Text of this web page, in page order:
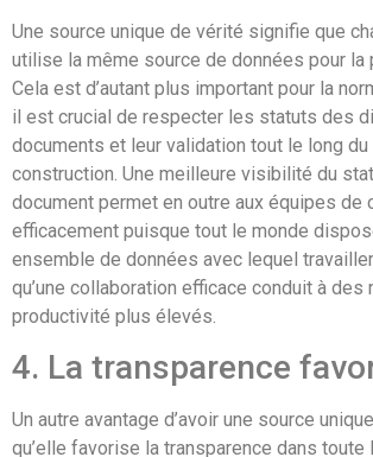
Une source unique de vérité signifie que
utilise la même source de données pour la
Cela est d’autant plus important pour la
il est crucial de respecter les statuts des
documents et leur validation tout le long
construction. Une meilleure visibilité du
document permet en outre aux équipes de
efficacement puisque tout le monde
ensemble de données avec lequel
qu’une collaboration efficace conduit à des
productivité plus élevés.
4. La transparence
Un autre avantage d’avoir une source
qu’elle favorise la transparence dans toute